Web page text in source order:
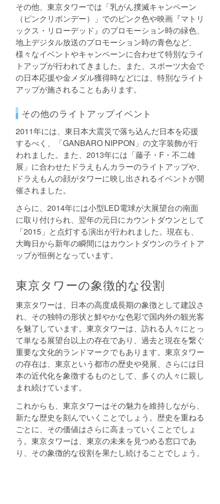
その他、東京タワーでは「乳がん撲滅キャンペーン
（ピンクリボンデー）」でのピンク色や映画『マトリ
ックス・リローデッド』のプロモーション時の緑色、
地上デジタル放送のプロモーション時の青色など、
様々なイベントやキャンペーンに合わせて特別なライ
トアップが行われてきました。また、スポーツ大会で
の日本応援や金メダル獲得時などには、特別なライト
アップが施されることもあります。
その他のライトアップイベント
2011年には、東日本大震災で落ち込んだ日本を応援
するべく、「GANBARO NIPPON」の文字装飾が行
われました。また、2013年には「藤子・F・不二雄
展」に合わせたドラえもんカラーのライトアップや、
ドラえもんの顔がタワーに映し出されるイベントが開
催されました。
さらに、2014年には小型LED電球が大展望台の南面
に取り付けられ、翌年の元日にカウントダウンとして
「2015」と点灯する演出が行われました。現在も、
大晦日から新年の瞬間にはカウントダウンのライトア
ップが恒例となっています。
東京タワーの象徴的な役割
東京タワーは、日本の高度成長期の象徴として建設さ
れ、その独特の形状と鮮やかな色彩で国内外の観光客
を魅了しています。東京タワーは、訪れる人々にとっ
て単なる展望台以上の存在であり、過去と現在を繋ぐ
重要な文化的ランドマークでもあります。東京タワー
の存在は、東京という都市の歴史や発展、さらには日
本の近代化を象徴するものとして、多くの人々に親し
まれ続けています。
これからも、東京タワーはその魅力を維持しながら、
新たな歴史を刻んでいくことでしょう。歴史を重ねる
ごとに、その価値はさらに高まっていくことでしょ
う。東京タワーは、東京の未来を見つめる窓口であ
り、その象徴的な役割を果たし続けることでしょう。